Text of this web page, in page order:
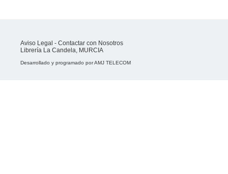
Aviso Legal - Contactar con Nosotros
Librería La Candela, MURCIA
Desarrollado y programado porAMJ TELECOM